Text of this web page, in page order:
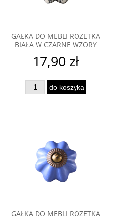
GAŁKA DO MEBLI ROZETKA
BIAŁA W CZARNE WZORY
17,90 zł
do koszyka
GAŁKA DO MEBLI ROZETKA